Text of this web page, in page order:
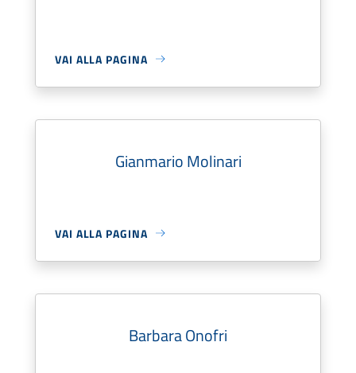
VAI ALLA PAGINA
Gianmario Molinari
VAI ALLA PAGINA
Barbara Onofri